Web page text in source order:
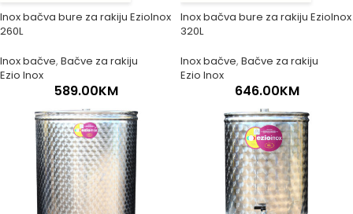
Inox bačva bure za rakiju EzioInox
260L
Inox bačve, Bačve za rakiju
Ezio Inox
589.00KM
Inox bačva bure za rakiju EzioInox
320L
Inox bačve, Bačve za rakiju
Ezio Inox
646.00KM